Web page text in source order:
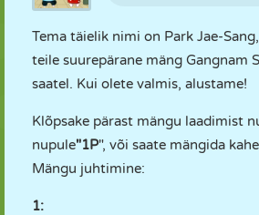
Tema täielik nimi on Park Jae-
teile suurepärane mäng Gangnam
saatel. Kui olete valmis, alustame!
Klõpsake pärast mängu laadimist
nupule"1P", või saate mängida
Mängu juhtimine:
1: